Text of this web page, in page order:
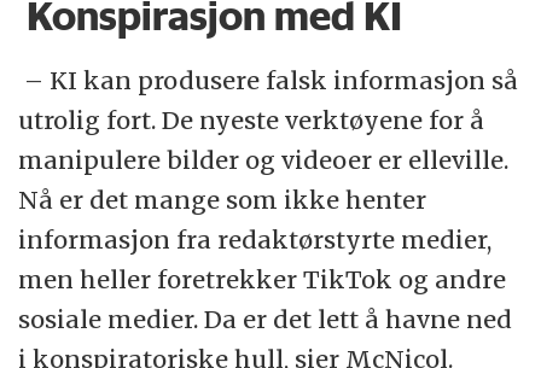
Konspirasjon med KI
– KI kan produsere falsk informasjon så
utrolig fort. De nyeste verktøyene for å
manipulere bilder og videoer er elleville.
Nå er det mange som ikke henter
informasjon fra redaktørstyrte medier,
men heller foretrekker TikTok og andre
sosiale medier. Da er det lett å havne ned
i konspiratoriske hull, sier McNicol.